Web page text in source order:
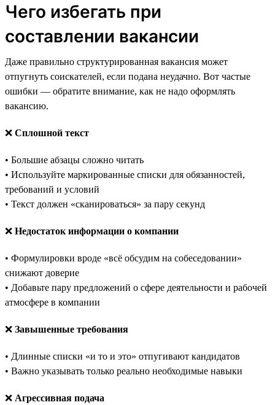
Чего избегать при
составлении вакансии
Даже правильно структурированная вакансия может
отпугнуть соискателей, если подана неудачно. Вот частые
ошибки — обратите внимание, как не надо оформлять
вакансию.
❌ Сплошной текст
• Большие абзацы сложно читать
• Используйте маркированные списки для обязанностей,
требований и условий
• Текст должен «сканироваться» за пару секунд
❌ Недостаток информации о компании
• Формулировки вроде «всё обсудим на собеседовании»
снижают доверие
• Добавьте пару предложений о сфере деятельности и рабочей
атмосфере в компании
❌ Завышенные требования
• Длинные списки «и то и это» отпугивают кандидатов
• Важно указывать только реально необходимые навыки
❌ Агрессивная подача